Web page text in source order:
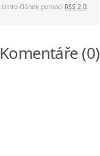
článek pomocí RSS 2.0.
Komentáře (0)